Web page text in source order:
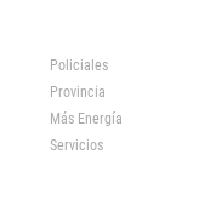
Policiales
Provincia
Más Energía
Servicios